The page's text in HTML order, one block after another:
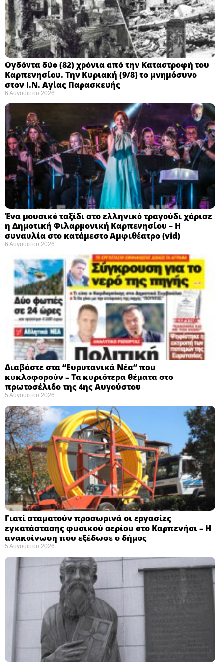
Ογδόντα δύο (82) χρόνια από την Καταστροφή του
Καρπενησίου. Την Κυριακή (9/8) το μνημόσυνο
στον Ι.Ν. Αγίας Παρασκευής
6 Αυγούστου 2026
Ένα μουσικό ταξίδι στο ελληνικό τραγούδι χάρισε
η Δημοτική Φιλαρμονική Καρπενησίου – Η
συναυλία στο κατάμεστο Αμφιθέατρο (vid)
6 Αυγούστου 2026
Διαβάστε στα “Ευρυτανικά Νέα” που
κυκλοφορούν – Τα κυριότερα θέματα στο
πρωτοσέλιδο της 4ης Αυγούστου
5 Αυγούστου 2026
Γιατί σταματούν προσωρινά οι εργασίες
εγκατάστασης φυσικού αερίου στο Καρπενήσι – Η
ανακοίνωση που εξέδωσε ο δήμος
5 Αυγούστου 2026